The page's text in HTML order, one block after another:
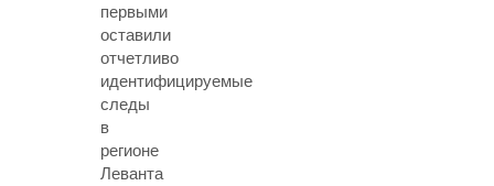
первыми
оставили
отчетливо
идентифицируемые
следы
в
регионе
Леванта